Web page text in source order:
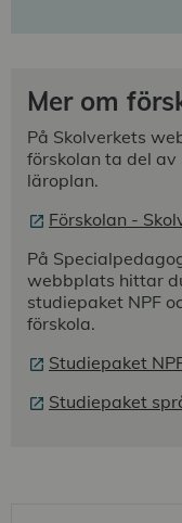
Mer om
På Skolverkets
förskolan ta del
läroplan.
Förskolan -
På
webbplats hittar
studiepaket NPF
förskola.
Studiepaket
Studiepaket